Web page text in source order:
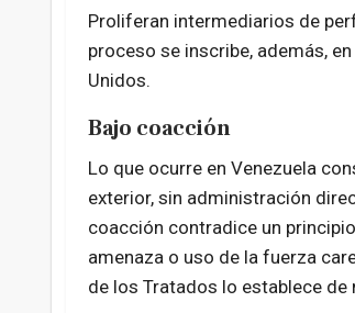
Proliferan intermediarios de
proceso se inscribe, además,
Unidos.
Bajo coacción
Lo que ocurre en Venezuela
exterior, sin administración
coacción contradice un
amenaza o uso de la fuerza
de los Tratados lo establece de